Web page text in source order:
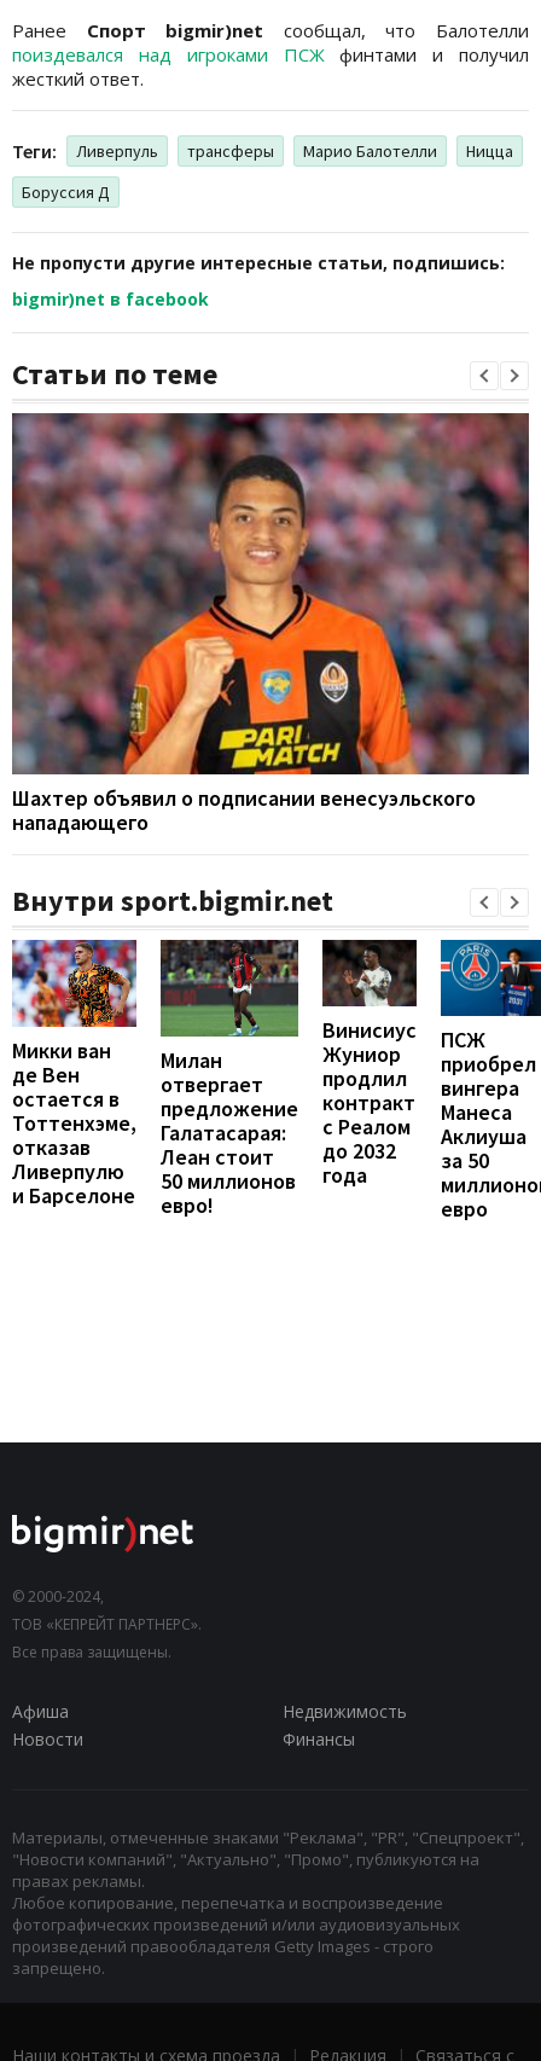
Ранее Спорт bigmir)net сообщал, что Балотелли
поиздевался над игроками ПСЖфинтами и получил
жесткий ответ.
Теги: Ливерпуль трансферы Марио Балотелли
Ницца
Боруссия Д
Не пропусти другие интересные статьи, подпишись:
bigmir)net в facebook
Статьи по теме
Шахтер объявил о подписании венесуэльского
нападающего
Внутри sport.bigmir.net
Микки ван
де Вен
остается в
Тоттенхэме,
отказав
Ливерпулю
и Барселоне
Милан
отвергает
предложение
Галатасарая:
Леан стоит
50 миллионов
евро!
Винисиус
Жуниор
продлил
контракт
с Реалом
до 2032
года
ПСЖ
приобрел
вингера
Манеса
Аклиуша
за 50
евро
© 2000-2024,
ТОВ «КЕПРЕЙТ ПАРТНЕРС».
Все права защищены.
Афиша
Недвижимость
Новости
Финансы
Материалы, отмеченные знаками "Реклама", "PR", "Спецпроект",
"Новости компаний", "Актуально", "Промо", публикуются на
правах рекламы.
Любое копирование, перепечатка и воспроизведение
фотографических произведений и/или аудиовизуальных
произведений правообладателя Getty Images - строго
запрещено.
Наши контакты и схема проезда | Редакция | Связаться с